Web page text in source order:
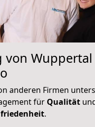
von
anderen Firmen
für Qualität
.